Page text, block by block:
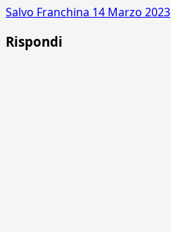
Salvo Franchina 14 Marzo 2023
Rispondi